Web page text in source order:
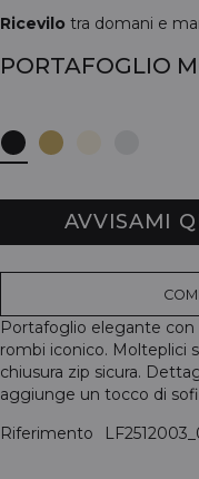
Ricevilo tra domani e
PORTAFOGLIO
AVVISAMI
Portafoglio elegante
rombi iconico. Molteplici
chiusura zip sicura.
aggiunge un tocco di
Riferimento